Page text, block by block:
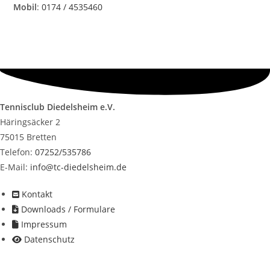
Mobil:0174 / 4535460
Tennisclub Diedelsheim e.V.
Häringsäcker 2
75015 Bretten
Telefon: 07252/535786
E-Mail: info@tc-diedelsheim.de
Kontakt
Downloads / Formulare
Impressum
Datenschutz